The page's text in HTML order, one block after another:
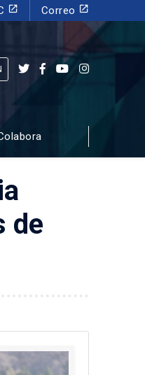
launch Correo launch
ES EN
de